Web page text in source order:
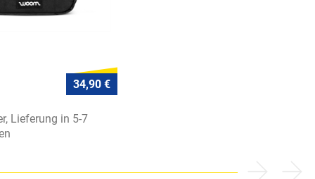
34,90 €
Lieferung in 5-7